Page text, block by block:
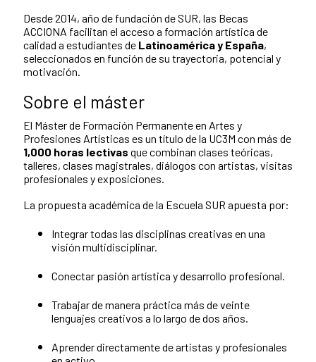
Desde 2014, año de fundación de SUR, las Becas
ACCIONA facilitan el acceso a formación artística de
calidad a estudiantes de Latinoamérica y España,
seleccionados en función de su trayectoria, potencial y
motivación.
Sobre el máster
El Máster de Formación Permanente en Artes y
Profesiones Artísticas es un título de la UC3M con más de
1,000 horas lectivas que combinan clases teóricas,
talleres, clases magistrales, diálogos con artistas, visitas
profesionales y exposiciones.
La propuesta académica de la Escuela SUR apuesta por:
Integrar todas las disciplinas creativas en una
visión multidisciplinar.
Conectar pasión artística y desarrollo profesional.
Trabajar de manera práctica más de veinte
lenguajes creativos a lo largo de dos años.
Aprender directamente de artistas y profesionales